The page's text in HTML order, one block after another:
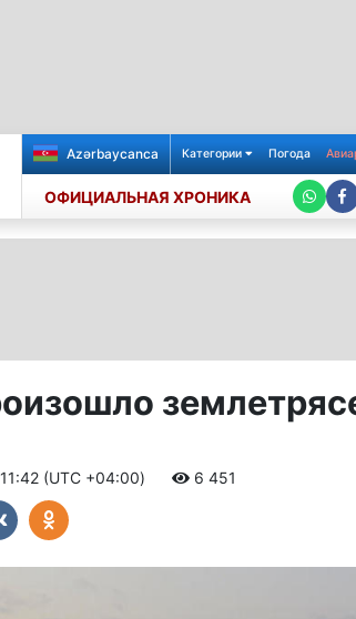
Azərbaycanca Категории Погода
ОФИЦИАЛЬНАЯ ХРОНИКА
(UTC +04:00) 6 451